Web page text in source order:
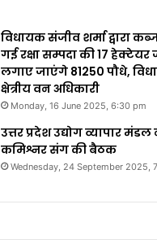
विधायक संजीव शर्मा द्वारा
गई रक्षा सम्पदा की 17
लगाए जाएंगे 81250 पौधे,
क्षेत्रीय वन अधिकारी
Monday, 16 June 2025, 6:30 pm
उत्तर प्रदेश उद्योग व्यापार
कमिश्नर संग की बैठक
Wednesday, 24 September 2025,